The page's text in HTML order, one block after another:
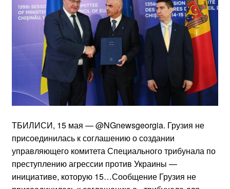
ТБИЛИСИ, 15 мая — @NGnewsgeorgia. Грузия не
присоединилась к соглашению о создании
управляющего комитета Специального трибунала по
преступлению агрессии против Украины —
инициативе, которую 15…Сообщение Грузия не